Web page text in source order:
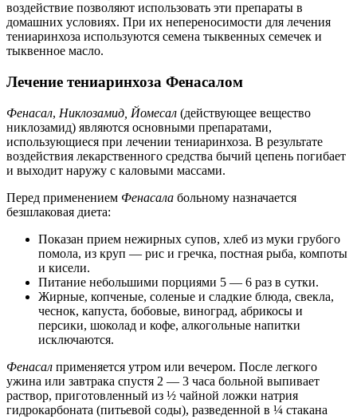
воздействие позволяют использовать эти препараты в
домашних условиях. При их непереносимости для лечения
тениаринхоза используются семена тыквенных семечек и
тыквенное масло.
Лечение тениаринхоза Фенасалом
Фенасал, Никлозамид, Йомесал (действующее вещество
никлозамид) являются основными препаратами,
использующиеся при лечении тениаринхоза. В результате
воздействия лекарственного средства бычий цепень погибает
и выходит наружу с каловыми массами.
Перед применением Фенасала больному назначается
безшлаковая диета:
Показан прием нежирных супов, хлеб из муки грубого
помола, из круп — рис и гречка, постная рыба, компоты
и кисели.
Питание небольшими порциями 5 — 6 раз в сутки.
Жирные, копченые, соленые и сладкие блюда, свекла,
чеснок, капуста, бобовые, виноград, абрикосы и
персики, шоколад и кофе, алкогольные напитки
исключаются.
Фенасал применяется утром или вечером. После легкого
ужина или завтрака спустя 2 — 3 часа больной выпивает
раствор, приготовленный из ½ чайной ложки натрия
гидрокарбоната (питьевой соды), разведенной в ¼ стакана